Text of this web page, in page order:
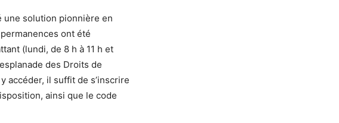
une solution pionnière en
ont été
(lundi, de 8 h à 11 h et
des Droits de
accéder, il suffit de s’inscrire
ainsi que le code